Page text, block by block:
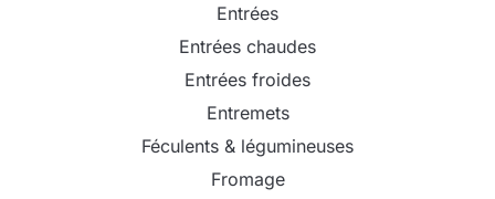
Entrées
Entrées chaudes
Entrées froides
Entremets
Féculents & légumineuses
Fromage